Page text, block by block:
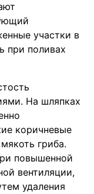
участки в
при поливах
На шляпках
коричневые
гриба.
повышенной
вентиляции,
удаления